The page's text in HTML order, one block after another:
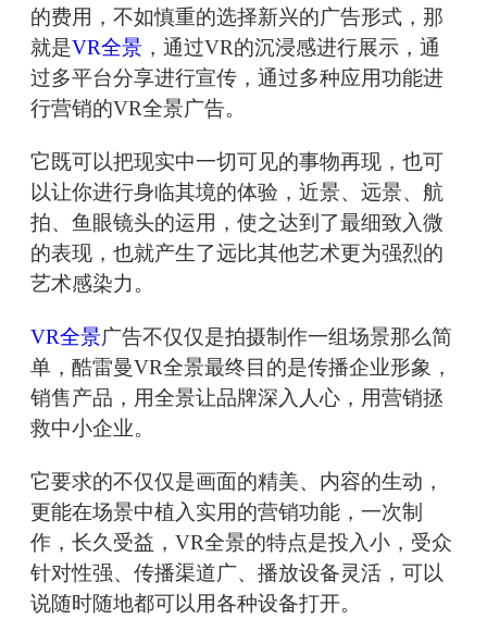
的费用，不如慎重的选择新兴的广告形式，那
就是VR全景 ，通过VR的沉浸感进行展示，通
过多平台分享进行宣传，通过多种应用功能进
行营销的VR全景广告。
它既可以把现实中一切可见的事物再现，也可
以让你进行身临其境的体验，近景、远景、航
拍、鱼眼镜头的运用，使之达到了最细致入微
的表现，也就产生了远比其他艺术更为强烈的
艺术感染力。
VR全景广告不仅仅是拍摄制作一组场景那么简
单，酷雷曼VR全景最终目的是传播企业形象，
销售产品，用全景让品牌深入人心，用营销拯
救中小企业。
它要求的不仅仅是画面的精美、内容的生动，
更能在场景中植入实用的营销功能，一次制
作，长久受益，VR全景的特点是投入小，受众
针对性强、传播渠道广、播放设备灵活，可以
说随时随地都可以用各种设备打开。